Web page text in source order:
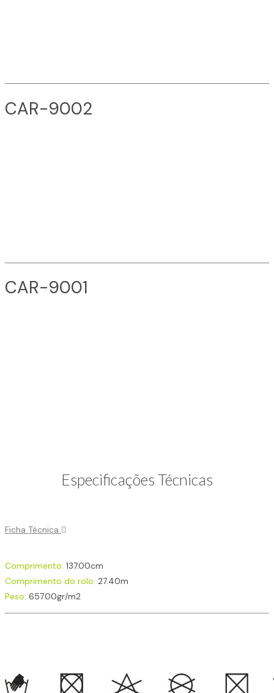
CAR-9002
CAR-9001
Especificações Técnicas
Ficha Técnica
Comprimento: 137.00cm
Comprimento do rolo: 27.40m
Peso: 657.00gr/m2